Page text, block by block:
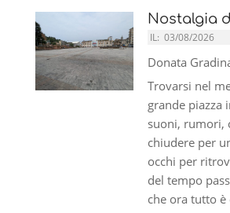
Nostalgia
IL: 03/08/2026
Donata
Trovarsi nel
grande piazza
suoni, rumori,
chiudere per
occhi per
del tempo
che ora tutto è